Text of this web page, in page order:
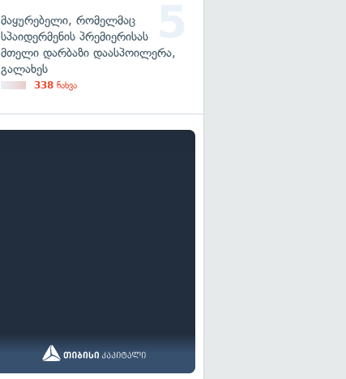
მაყურებელი, რომელმაც
სპაიდერმენის პრემიერისას
მთელი დარბაზი დაასპოილერა,
გალახეს
338 ნახვა